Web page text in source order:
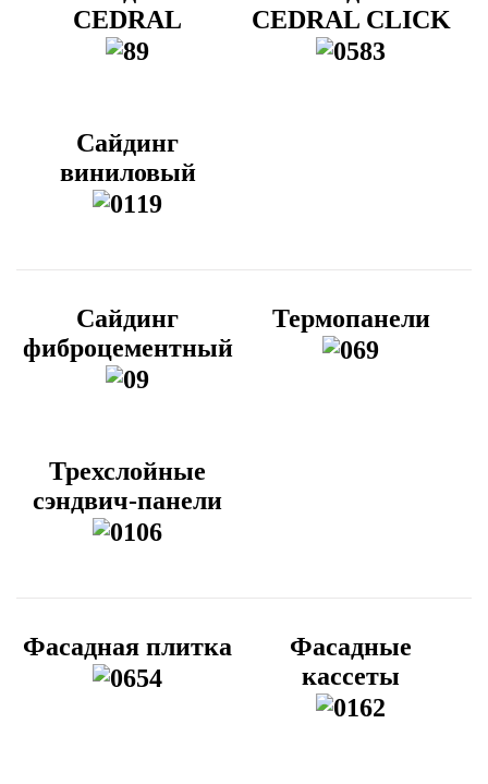
CEDRAL
CEDRAL CLICK
Сайдинг
виниловый
Сайдинг
фиброцементный
Термопанели
Трехслойные
сэндвич-панели
Фасадная плитка
Фасадные
кассеты